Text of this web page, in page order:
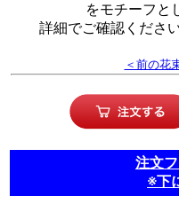
をモチーフと
詳細でご確認くださ
＜前の花
注文
※下